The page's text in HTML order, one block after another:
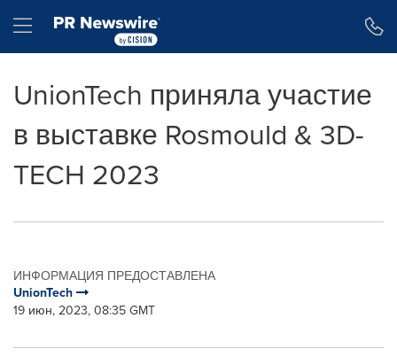
Hamburger menu
UnionTech приняла участие
в выставке Rosmould & 3D-
TECH 2023
ИНФОРМАЦИЯ ПРЕДОСТАВЛЕНА
UnionTech
19 июн, 2023, 08:35 GMT